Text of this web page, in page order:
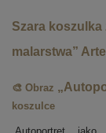
Szara
malarstwa”
🎨 Obraz
koszulce